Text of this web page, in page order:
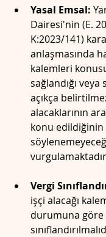
Yasal Emsal:
Dairesi'nin (E.
K:2023/141)
anlaşmasında
kalemleri
sağlandığı veya
açıkça
alacaklarının
konu edildiğinin
Vergi
işçi alacağı
durumuna göre